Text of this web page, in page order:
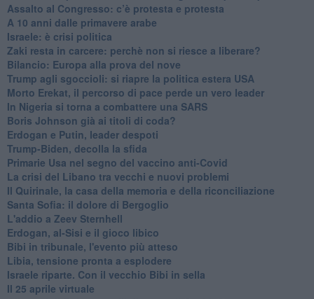
Assalto al Congresso: c’è protesta e protesta
A 10 anni dalle primavere arabe
Israele: è crisi politica
Zaki resta in carcere: perchè non si riesce a liberare?
Bilancio: Europa alla prova del nove
Trump agli sgoccioli: si riapre la politica estera USA
Morto Erekat, il percorso di pace perde un vero leader
In Nigeria si torna a combattere una SARS
Boris Johnson già ai titoli di coda?
Erdogan e Putin, leader despoti
Trump-Biden, decolla la sfida
Primarie Usa nel segno del vaccino anti-Covid
La crisi del Libano tra vecchi e nuovi problemi
Il Quirinale, la casa della memoria e della riconciliazione
Santa Sofia: il dolore di Bergoglio
L'addio a ​Zeev Sternhell
Erdogan, al-Sisi e il gioco libico
Bibi in tribunale, l'evento più atteso
Libia, tensione pronta a esplodere
Israele riparte. Con il vecchio Bibi in sella
Il 25 aprile virtuale